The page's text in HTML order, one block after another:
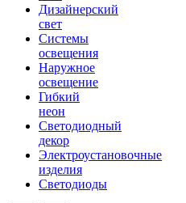
Дизайнерский
свет
Системы
освещения
Наружное
освещение
Гибкий
неон
Светодиодный
декор
Электроустановочные
изделия
Светодиоды